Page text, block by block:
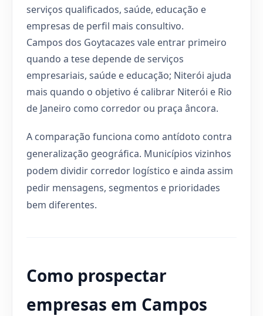
serviços qualificados, saúde, educação e
empresas de perfil mais consultivo.
Campos dos Goytacazes vale entrar primeiro
quando a tese depende de serviços
empresariais, saúde e educação; Niterói ajuda
mais quando o objetivo é calibrar Niterói e Rio
de Janeiro como corredor ou praça âncora.
A comparação funciona como antídoto contra
generalização geográfica. Municípios vizinhos
podem dividir corredor logístico e ainda assim
pedir mensagens, segmentos e prioridades
bem diferentes.
Como prospectar
empresas em Campos